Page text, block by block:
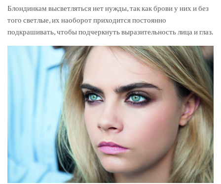
Блондинкам высветляться нет нужды, так как брови у них и без
того светлые, их наоборот приходится постоянно
подкрашивать, чтобы подчеркнуть выразительность лица и глаз.